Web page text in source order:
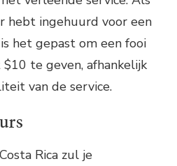
hebt ingehuurd voor een
het gepast om een fooi
te geven, afhankelijk
van de service.
Rica zul je